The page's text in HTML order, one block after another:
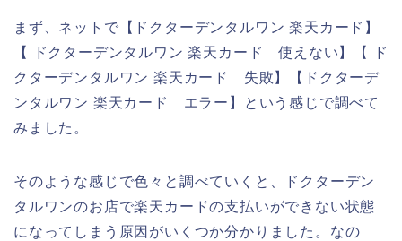
まず、ネットで【ドクターデンタルワン 楽天カード】
【 ドクターデンタルワン 楽天カード 使えない】【 ド
クターデンタルワン 楽天カード 失敗】【ドクターデ
ンタルワン 楽天カード エラー】という感じで調べて
みました。
そのような感じで色々と調べていくと、ドクターデン
タルワンのお店で楽天カードの支払いができない状態
になってしまう原因がいくつか分かりました。なの